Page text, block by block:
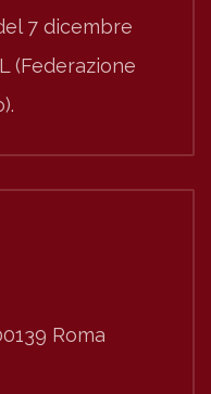
7 dicembre
(Federazione
Roma